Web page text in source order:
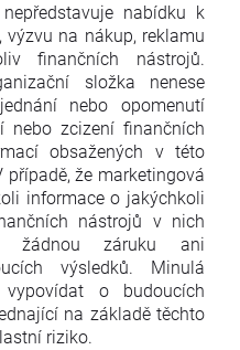
nabídku k
výzvu na nákup, reklamu
finančních nástrojů.
složka nenese
nebo opomenutí
nebo zcizení finančních
obsažených v této
že marketingová
informace o jakýchkoli
nástrojů v nich
žádnou záruku ani
výsledků. Minulá
o budoucích
na základě těchto
riziko.